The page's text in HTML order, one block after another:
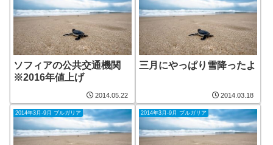
ソフィアの公共交通機関
※2016年値上げ
2014.05.22
三月にやっぱり雪降ったよ
2014.03.18
2014年3月-9月 ブルガリア 2014年3月-9月 ブルガリア